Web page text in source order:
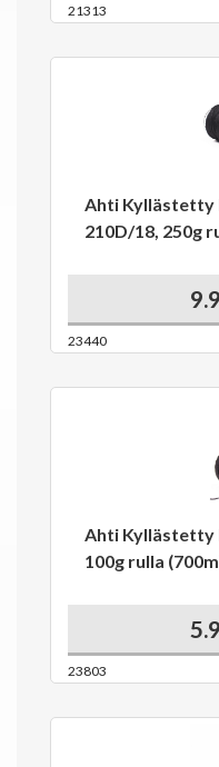
21313
Ahti Kyllästetty
210D/18, 250g
23440
Ahti Kyllästetty
100g rulla
23803